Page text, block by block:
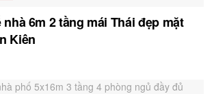
6m 2 tầng mái Thái đẹp mặt
Kiên